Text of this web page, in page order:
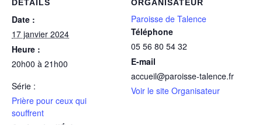
DÉTAILS
Date :
17 janvier 2024
Heure :
20h00 à 21h00
Série :
Prière pour ceux qui
souffrent
ORGANISATEUR
Paroisse de Talence
Téléphone
05 56 80 54 32
E-mail
accueil@paroisse-talence.fr
Voir le site Organisateur